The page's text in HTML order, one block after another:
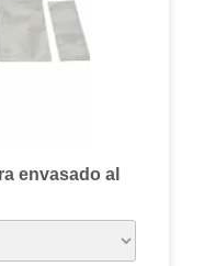
envasado al